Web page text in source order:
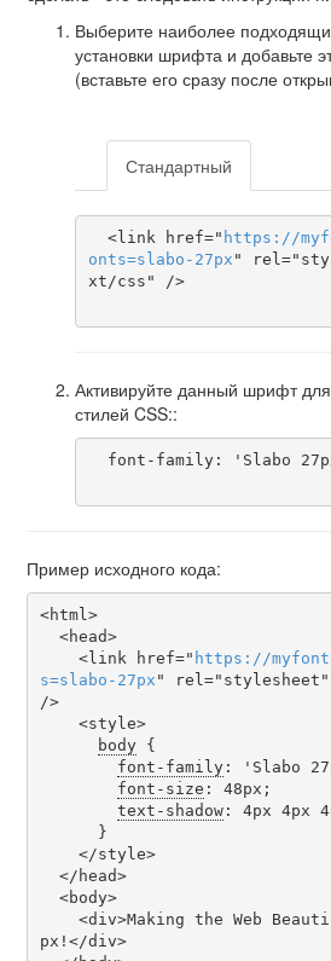
Выберите наиболее
установки шрифта и добавьте
(вставьте его сразу после
Стандартный
  <link href="
https ://
onts=slabo-27px "
xt/css" />
Активируйте данный шрифт
стилей CSS::
Пример исходного кода:
<html>
    <link href="
https ://
s=slabo-27px "
/>
body {
font-family: 'Slabo
font-size : 48px;
text-shadow: 4px 4px
px!</div>